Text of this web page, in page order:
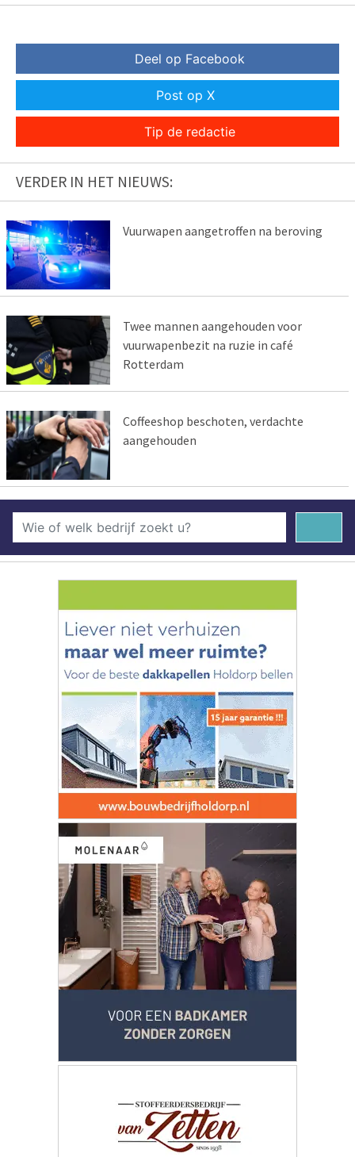
Deel op Facebook
Post op X
Tip de redactie
VERDER IN HET NIEUWS:
Vuurwapen aangetroffen na beroving
Twee mannen aangehouden voor
vuurwapenbezit na ruzie in café
Rotterdam
Coffeeshop beschoten, verdachte
aangehouden